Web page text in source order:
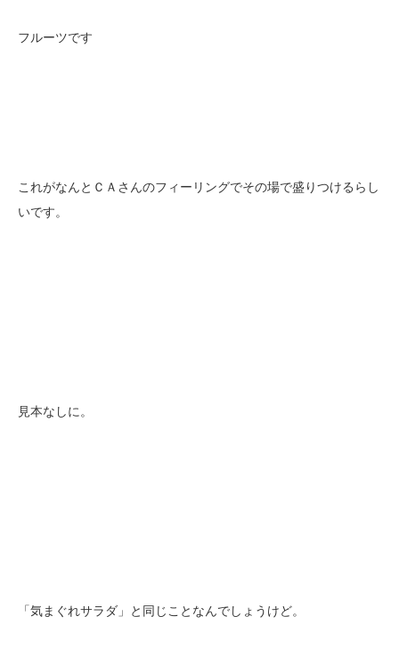
フルーツです
これがなんとＣＡさんのフィーリングでその場で盛りつけるらし
いです。
見本なしに。
「気まぐれサラダ」と同じことなんでしょうけど。